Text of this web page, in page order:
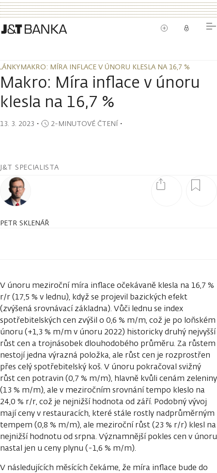
MAKRO: MÍRA INFLACE V ÚNORU KLESLA NA 16,7 %
MAKRO: MÍRA INFLACE V ÚNORU KLESLA NA 16,7 %
Makro: Míra inflace v únoru
klesla na 16,7 %
13. 3. 2023 ・ 2-MINUTOVÉ ČTENÍ・
J&T SPECIALISTA
PETR SKLENÁŘ
V únoru meziroční míra inflace očekávaně klesla na 16,7 %
r/r (17,5 % v lednu), když se projevil bazických efekt
(zvýšená srovnávací základna). Vůči lednu se index
spotřebitelských cen zvýšil o 0,6 % m/m, což je po loňském
únoru (+1,3 % m/m v únoru 2022) historicky druhý nejvyšší
růst cen a trojnásobek dlouhodobého průměru. Za růstem
nestojí jedna výrazná položka, ale růst cen je rozprostřen
přes celý spotřebitelský koš. V únoru pokračoval svižný
růst cen potravin (0,7 % m/m), hlavně kvůli cenám zeleniny
(13 % m/m), ale v meziročním srovnání tempo kleslo na
24,0 % r/r, což je nejnižší hodnota od září. Podobný vývoj
mají ceny v restauracích, které stále rostly nadprůměrným
tempem (0,8 % m/m), ale meziroční růst (23 % r/r) klesl na
nejnižší hodnotu od srpna. Významnější pokles cen v únoru
nastal jen u ceny plynu (-1,6 % m/m).
V následujících měsících čekáme, že míra inflace bude do